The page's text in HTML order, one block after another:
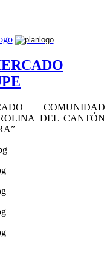
COMUNIDAD
DEL CANTÓN